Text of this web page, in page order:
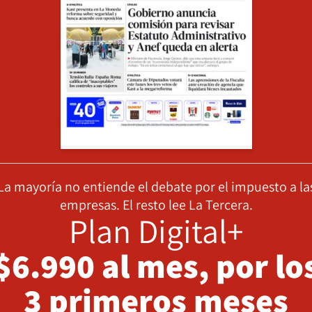
mayoría no entiende el debate por el impuesto a
empresas. El resto lee La Tercera.
Plan Digital+
al mes, por
3 primeros meses